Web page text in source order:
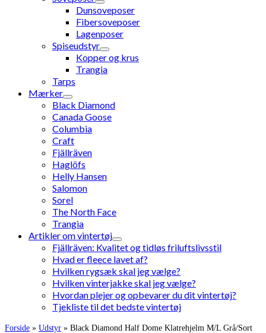
Dunsoveposer
Fibersoveposer
Lagenposer
Spiseudstyr
Kopper og krus
Trangia
Tarps
Mærker
Black Diamond
Canada Goose
Columbia
Craft
Fjällräven
Haglöfs
Helly Hansen
Salomon
Sorel
The North Face
Trangia
Artikler om vintertøj
Fjällräven: Kvalitet og tidløs friluftslivsstil
Hvad er fleece lavet af?
Hvilken rygsæk skal jeg vælge?
Hvilken vinterjakke skal jeg vælge?
Hvordan plejer og opbevarer du dit vintertøj?
Tjekliste til det bedste vintertøj
Forside » Udstyr » Black Diamond Half Dome Klatrehjelm M/L Grå/Sort